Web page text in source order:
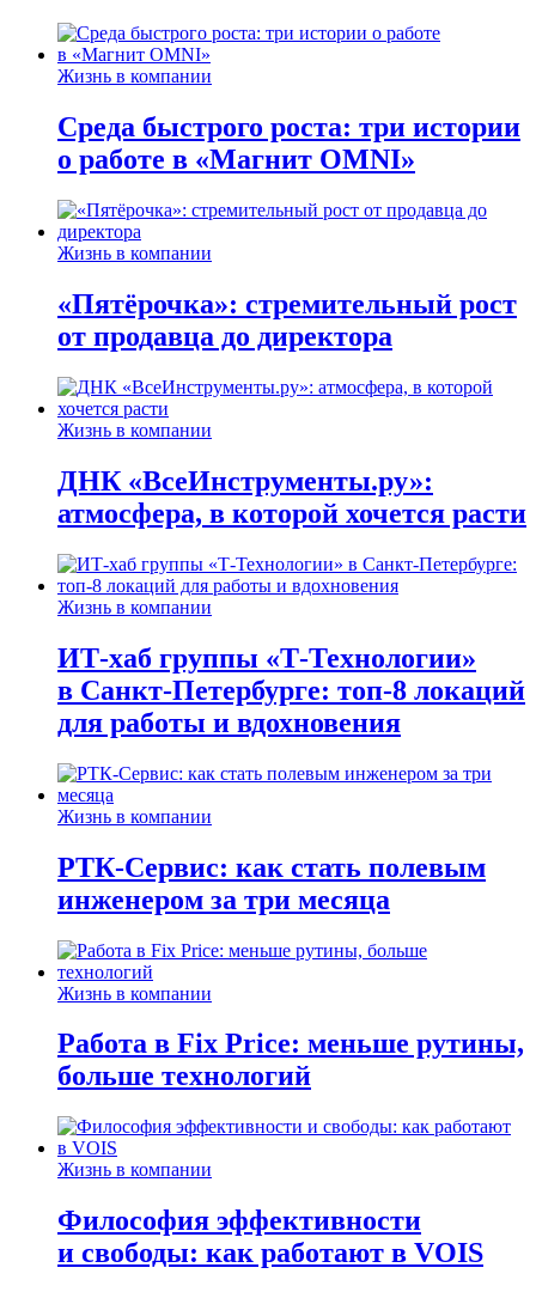
Жизнь в компании
Среда быстрого роста: три истории
о работе в «Магнит OMNI»
Жизнь в компании
«Пятёрочка»: стремительный рост
от продавца до директора
Жизнь в компании
ДНК «ВсеИнструменты.ру»:
атмосфера, в которой хочется расти
Жизнь в компании
ИТ-хаб группы «Т-Технологии»
в Санкт-Петербурге: топ-8 локаций
для работы и вдохновения
Жизнь в компании
РТК-Сервис: как стать полевым
инженером за три месяца
Жизнь в компании
Работа в Fix Price: меньше рутины,
больше технологий
Жизнь в компании
Философия эффективности
и свободы: как работают в VOIS